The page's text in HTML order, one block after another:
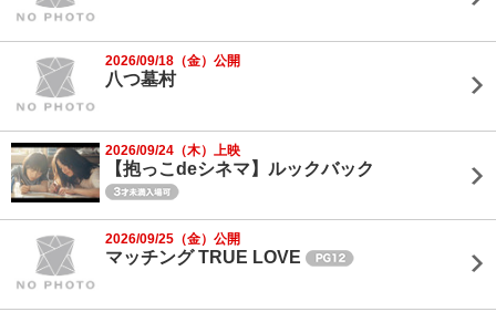
2026/09/18（金）公開
八つ墓村
2026/09/24（木）上映
【抱っこdeシネマ】ルックバック
2026/09/25（金）公開
マッチング TRUE LOVE